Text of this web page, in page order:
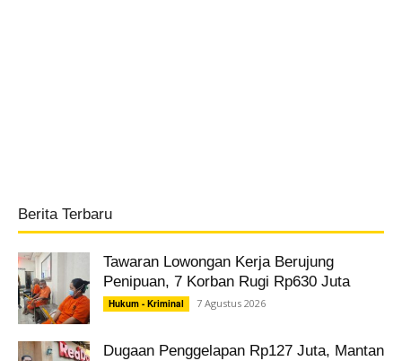
Berita Terbaru
Tawaran Lowongan Kerja Berujung
Penipuan, 7 Korban Rugi Rp630 Juta
Hukum - Kriminal 7 Agustus 2026
Dugaan Penggelapan Rp127 Juta, Mantan